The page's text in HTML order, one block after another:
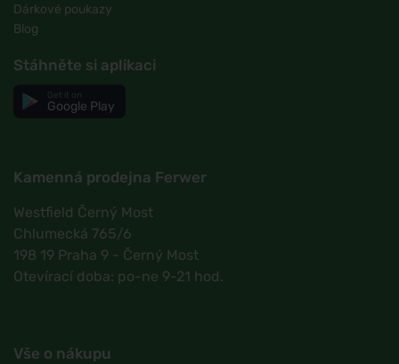
Dárkové poukazy
Blog
Stáhněte si aplikaci
Google Play
Kamenná prodejna Ferwer
Westfield Černý Most
Chlumecká 765/6
198 19 Praha 9 - Černý Most
Otevírací doba: po-ne 9-21 hod.
Vše o nákupu